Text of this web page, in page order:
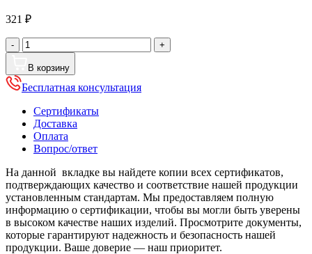
321 ₽
-
Количество
товара
Капельник
кровли,
длина
Порошковое
покрытие,
RAL
3005
(Винно-
красный)
+
В корзину
Бесплатная консультация
Сертификаты
Доставка
Оплата
Вопрос/ответ
На данной вкладке вы найдете копии всех сертификатов,
подтверждающих качество и соответствие нашей продукции
установленным стандартам. Мы предоставляем полную
информацию о сертификации, чтобы вы могли быть уверены
в высоком качестве наших изделий. Просмотрите документы,
которые гарантируют надежность и безопасность нашей
продукции. Ваше доверие — наш приоритет.